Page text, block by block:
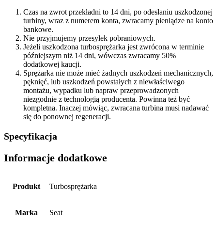
Czas na zwrot przekładni to 14 dni, po odesłaniu uszkodzonej
turbiny, wraz z numerem konta, zwracamy pieniądze na konto
bankowe.
Nie przyjmujemy przesyłek pobraniowych.
Jeżeli uszkodzona turbosprężarka jest zwrócona w terminie
późniejszym niż 14 dni, wówczas zwracamy 50%
dodatkowej kaucji.
Sprężarka nie może mieć żadnych uszkodzeń mechanicznych,
pęknięć, lub uszkodzeń powstałych z niewłaściwego
montażu, wypadku lub napraw przeprowadzonych
niezgodnie z technologią producenta. Powinna też być
kompletna. Inaczej mówiąc, zwracana turbina musi nadawać
się do ponownej regeneracji.
Specyfikacja
Informacje dodatkowe
Produkt Turbosprężarka
Marka Seat